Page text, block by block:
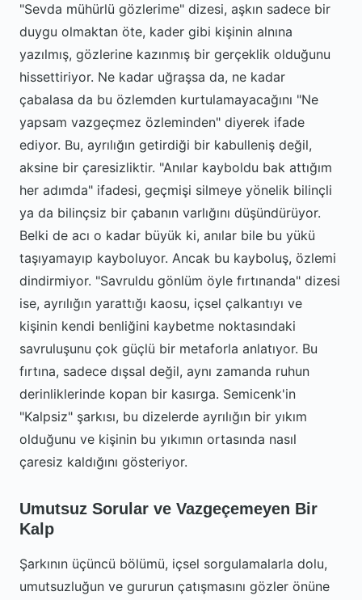
"Sevda mühürlü gözlerime" dizesi, aşkın sadece bir
duygu olmaktan öte, kader gibi kişinin alnına
yazılmış, gözlerine kazınmış bir gerçeklik olduğunu
hissettiriyor. Ne kadar uğraşsa da, ne kadar
çabalasa da bu özlemden kurtulamayacağını "Ne
yapsam vazgeçmez özleminden" diyerek ifade
ediyor. Bu, ayrılığın getirdiği bir kabulleniş değil,
aksine bir çaresizliktir. "Anılar kayboldu bak attığım
her adımda" ifadesi, geçmişi silmeye yönelik bilinçli
ya da bilinçsiz bir çabanın varlığını düşündürüyor.
Belki de acı o kadar büyük ki, anılar bile bu yükü
taşıyamayıp kayboluyor. Ancak bu kayboluş, özlemi
dindirmiyor. "Savruldu gönlüm öyle fırtınanda" dizesi
ise, ayrılığın yarattığı kaosu, içsel çalkantıyı ve
kişinin kendi benliğini kaybetme noktasındaki
savruluşunu çok güçlü bir metaforla anlatıyor. Bu
fırtına, sadece dışsal değil, aynı zamanda ruhun
derinliklerinde kopan bir kasırga. Semicenk'in
"Kalpsiz" şarkısı, bu dizelerde ayrılığın bir yıkım
olduğunu ve kişinin bu yıkımın ortasında nasıl
çaresiz kaldığını gösteriyor.
Umutsuz Sorular ve Vazgeçemeyen Bir
Kalp
Şarkının üçüncü bölümü, içsel sorgulamalarla dolu,
umutsuzluğun ve gururun çatışmasını gözler önüne